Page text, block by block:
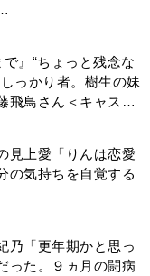
で』“ちょっと残念な
っかり者。樹生の妹
飛鳥さん＜キャスト
見上愛「りんは恋愛
の気持ちを自覚する
乃「更年期かと思っ
った。９ヵ月の闘病